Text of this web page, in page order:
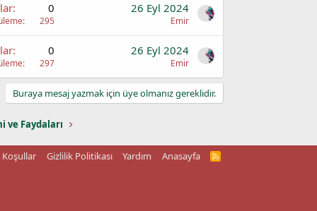
0
295
26 Eyl 2024
Emir
0
297
26 Eyl 2024
Emir
Buraya mesaj yazmak için üye olmanız gereklidir.
ve Faydaları
Koşullar Gizlilik Politikası Yardım Anasayfa
R